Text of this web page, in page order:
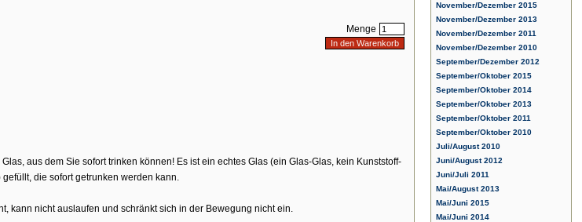
Menge
aus dem Sie sofort trinken können! Es ist ein echtes Glas (ein Glas-Glas, kein Kunststoff-
die sofort getrunken werden kann.
kann nicht auslaufen und schränkt sich in der Bewegung nicht ein.
November/Dezember 2015
November/Dezember 2013
November/Dezember 2011
November/Dezember 2010
September/Dezember 2012
September/Oktober 2015
September/Oktober 2014
September/Oktober 2013
September/Oktober 2011
September/Oktober 2010
Juli/August 2010
Juni/August 2012
Juni/Juli 2011
Mai/August 2013
Mai/Juni 2015
Mai/Juni 2014